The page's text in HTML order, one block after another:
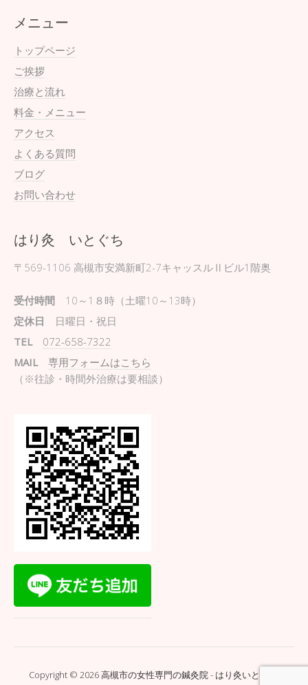
メニュー
トップページ
ご挨拶
治療と流れ
料金・メニュー
アクセス
よくある質問
ブログ
お問い合わせ
はり灸 いとぐち
〒569-1106 高槻市安満新町2-7キャッスルⅡビル1階奥
受付時間 10～1８時（土曜10～13時）
定休日 日曜日・祝日
TEL
072-658-7322
MAIL
専用フォームはこちら
（※往診・時間外治療は要相談）
Copyright © 2026 高槻市の女性専門の鍼灸院 - はり灸いとぐち.